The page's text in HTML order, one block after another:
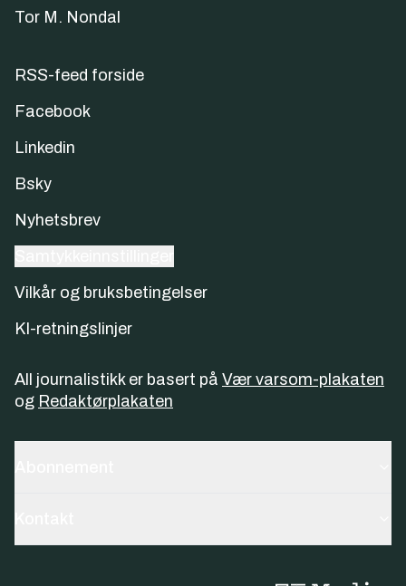
Tor M. Nondal
RSS-feed forside
Facebook
Linkedin
Bsky
Nyhetsbrev
Vilkår og bruksbetingelser
KI-retningslinjer
All journalistikk er basert på Vær varsom-plakaten
og Redaktørplakaten